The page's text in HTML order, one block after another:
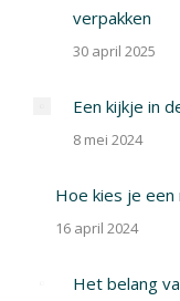
verpakken
30 april 2025
Een kijkje in
8 mei 2024
Hoe kies je
16 april 2024
Het belang